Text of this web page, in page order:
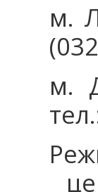
м.
м.